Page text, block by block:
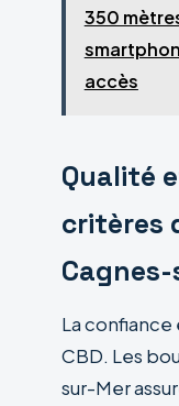
350
accès
Qualité
critères
La confiance
CBD. Les
sur-Mer